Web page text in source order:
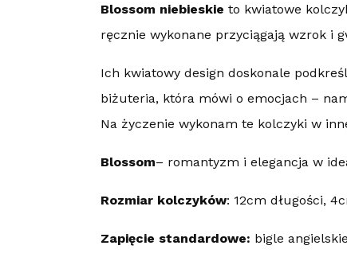
Blossom niebieskie to kwiatowe
ręcznie wykonane przyciągają wzrok i
Ich kwiatowy design doskonale
biżuteria, która mówi o emocjach –
Na życzenie wykonam te kolczyki w
Blossom– romantyzm i elegancja w
Rozmiar kolczyków: 12cm długości,
Zapięcie standardowe: bigle